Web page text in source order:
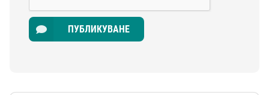
ПУБЛИКУВАНЕ